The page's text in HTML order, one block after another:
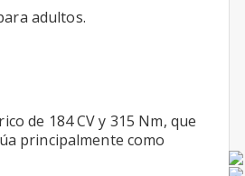
adultos.
de 184 CV y 315 Nm, que
principalmente como